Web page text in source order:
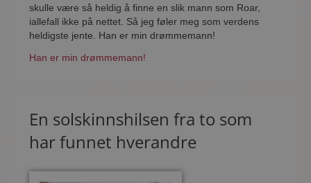
skulle være så heldig å finne en slik mann som Roar,
iallefall ikke på nettet. Så jeg føler meg som verdens
heldigste jente. Han er min drømmemann!
Han er min drømmemann!
En solskinnshilsen fra to som
har funnet hverandre